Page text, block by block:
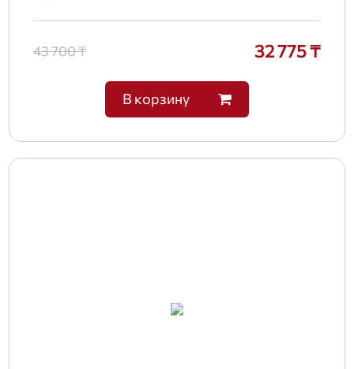
43 700 ₸ 32 775 ₸
В корзину